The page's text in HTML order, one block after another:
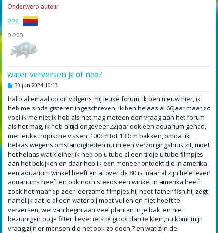
Onderwerp auteur
pop
0-200
water verversen ja of nee?
B
r
i
c
h
30 jun 2024 10:13
hallo allemaal op dit volgens mij leuke forum, ik ben nieuw hier, ik
heb me sinds gisteren ingeschreven, ik ben helaas al 66jaar maar zo
voel ik me niet,ik heb als het mag meteen een vraag aan het forum
als het mag, ik heb altijd ongeveer 22jaar ook een aquarium gehad,
met leuke tropische vissen, 100cm tot 130cm bakken, omdat ik
helaas wegens omstandigheden nu in een verzorgingshuis zit, moet
het helaas wat kleiner,ik heb op u tube al een tijdje u tube filmpjes
aan het bekijken en daar heb ik een meneer ontdekt die in amerika
een aquarium winkel heeft en al over de 80 is maar al zijn hele leven
aquariums heeft en ook noch steeds een winkel in amerika heeft
zoek het maar op zeer leerzame filmpjes,hij heet father fish,hij zegt
namelijk dat je alleen water bij moet vullen en niet hoeft te
verversen, wel van begin aan veel planten in je bak, en niet
bezuinigen op je filter, liever iets te groot dan te klein,nu komt mijn
vraag,zijn er mensen die het ook zo doen,? en wat zijn de